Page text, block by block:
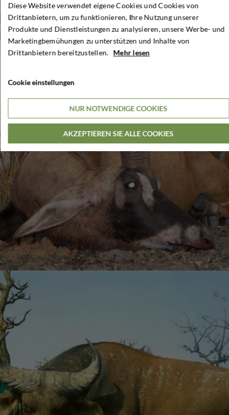
Diese Website verwendet eigene Cookies und Cookies von
Drittanbietern, um zu funktionieren, Ihre Nutzung unserer
Produkte und Dienstleistungen zu analysieren, unsere Werbe- und
Marketingbemühungen zu unterstützen und Inhalte von
Drittanbietern bereitzustellen. Mehr lesen
Cookie einstellungen
NUR NOTWENDIGE COOKIES
AKZEPTIEREN SIE ALLE COOKIES